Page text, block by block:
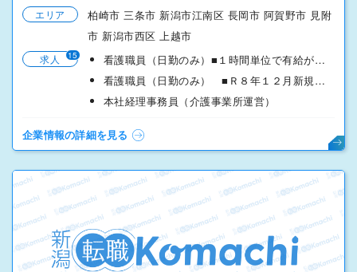
エリア
柏崎市 三条市 新潟市江南区 長岡市 阿賀野市 見附
市 新潟市西区 上越市
求人 15
看護職員（日勤のみ）■１時間単位で有給が使える制度あり
看護職員（日勤のみ） ■Ｒ８年１２月新規オープン■燕三条
本社経理事務員（介護事業所運営）
企業情報の詳細を見る